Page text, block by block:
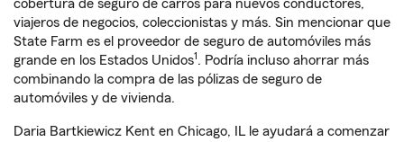
cobertura de seguro de carros para nuevos conductores,
viajeros de negocios, coleccionistas y más. Sin mencionar que
State Farm es el proveedor de seguro de automóviles más
grande en los Estados Unidos1. Podría incluso ahorrar más
combinando la compra de las pólizas de seguro de
automóviles y de vivienda.
Daria Bartkiewicz Kent en Chicago, IL le ayudará a comenzar